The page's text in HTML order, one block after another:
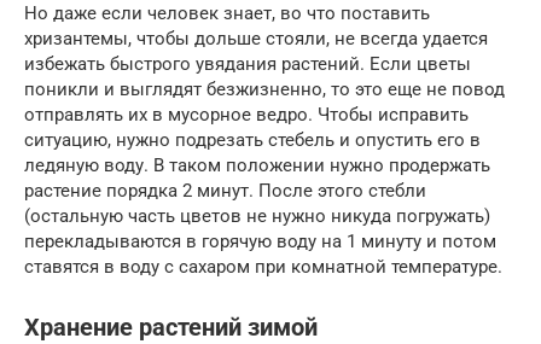
Но даже если человек знает, во что поставить
хризантемы, чтобы дольше стояли, не всегда удается
избежать быстрого увядания растений. Если цветы
поникли и выглядят безжизненно, то это еще не повод
отправлять их в мусорное ведро. Чтобы исправить
ситуацию, нужно подрезать стебель и опустить его в
ледяную воду. В таком положении нужно продержать
растение порядка 2 минут. После этого стебли
(остальную часть цветов не нужно никуда погружать)
перекладываются в горячую воду на 1 минуту и потом
ставятся в воду с сахаром при комнатной температуре.
Хранение растений зимой